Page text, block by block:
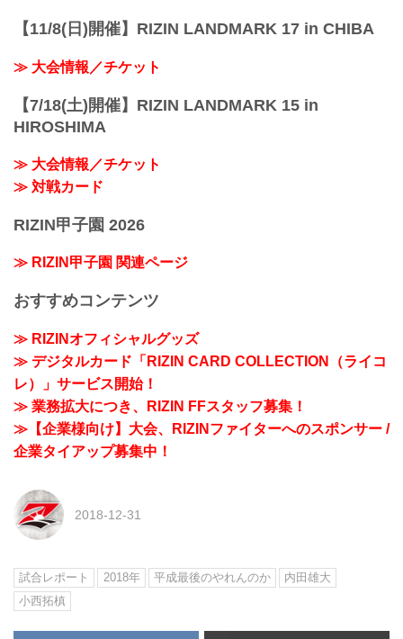
【11/8(日)開催】RIZIN LANDMARK 17 in CHIBA
≫ 大会情報／チケット
【7/18(土)開催】RIZIN LANDMARK 15 in
HIROSHIMA
≫ 大会情報／チケット
≫ 対戦カード
RIZIN甲子園 2026
≫ RIZIN甲子園 関連ページ
おすすめコンテンツ
≫ RIZINオフィシャルグッズ
≫ デジタルカード「RIZIN CARD COLLECTION（ライコ
レ）」サービス開始！
≫ 業務拡大につき、RIZIN FFスタッフ募集！
≫【企業様向け】大会、RIZINファイターへのスポンサー /
企業タイアップ募集中！
2018-12-31
試合レポート 2018年 平成最後のやれんのか
内田雄大
小西拓槙